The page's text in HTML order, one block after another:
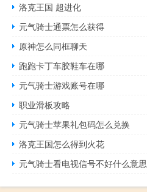
洛克王国 超进化
元气骑士通票怎么获得
原神怎么同框聊天
跑跑卡丁车胶鞋车在哪
元气骑士游戏账号在哪
职业滑板攻略
元气骑士苹果礼包码怎么兑换
洛克王国怎么得到火花
元气骑士看电视信号不好什么意思